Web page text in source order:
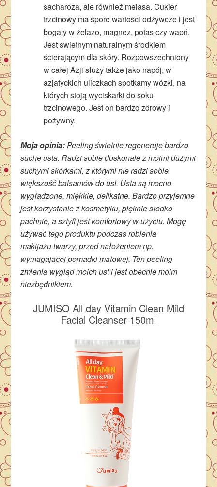
sacharoza, ale również melasa. Cukier
trzcinowy ma spore wartości odżywcze i jest
bogaty w żelazo, magnez, potas czy wapń.
Jest świetnym naturalnym środkiem
ścierającym dla skóry. Rozpowszechniony
w całej Azji służy także jako napój, w
azjatyckich uliczkach spotkamy wózki, na
których stoją wyciskarki do soku
trzcinowego. Jest on bardzo zdrowy i
pożywny.
Moja opinia: Peeling świetnie regeneruje bardzo
suche usta. Radzi sobie doskonale z moimi dużymi
suchymi skórkami, z którymi nie radzi sobie
większość balsamów do ust. Usta są mocno
wygładzone, miękkie, delikatne. Bardzo przyjemne
jest korzystanie z kosmetyku, pięknie słodko
pachnie, a sztyft jest komfortowy w użyciu. Mogę
używać tego produktu podczas robienia
makijażu twarzy, przed nałożeniem np.
wymagającej pomadki matowej. Ten peeling
zmienia wygląd moich ust i jest obecnie moim
niezbędnikiem.
JUMISO All day Vitamin Clean Mild
Facial Cleanser 150ml